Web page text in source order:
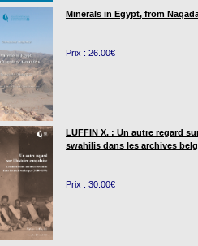
Minerals in Egypt, from
Prix : 26.00€
LUFFIN X. : Un autre regard
swahilis dans les archives
Prix : 30.00€